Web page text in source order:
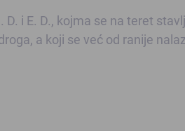
i E. D., kojma se na teret
a koji se već od ranije